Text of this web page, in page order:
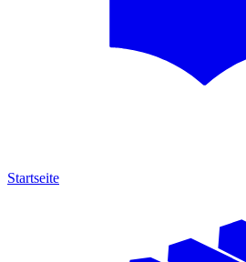
Startseite